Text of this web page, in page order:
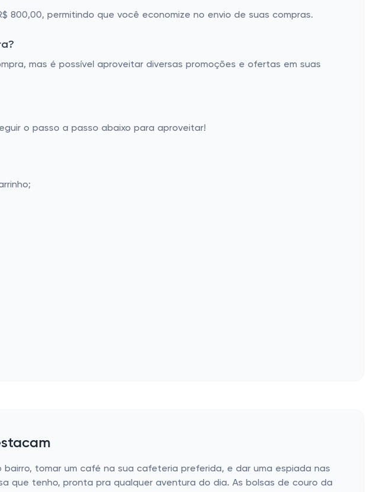
800,00, permitindo que você economize no envio de suas compras.
mas é possível aproveitar diversas promoções e ofertas em suas
o passo a passo abaixo para aproveitar!
tomar um café na sua cafeteria preferida, e dar uma espiada nas
que tenho, pronta pra qualquer aventura do dia. As bolsas de couro da